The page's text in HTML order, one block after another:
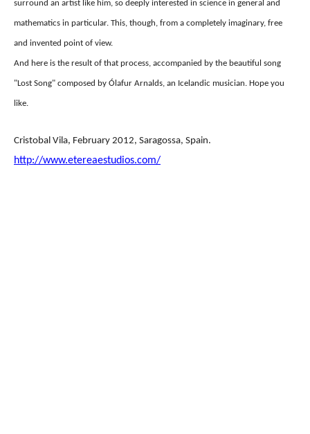
surround an artist like him, so deeply interested in science in general and
mathematics in particular. This, though, from a completely imaginary, free
and invented point of view.
And here is the result of that process, accompanied by the beautiful song
"Lost Song" composed by Ólafur Arnalds, an Icelandic musician. Hope you
like.
Cristobal Vila, February 2012, Saragossa, Spain.
http://www.etereaestudios.com/